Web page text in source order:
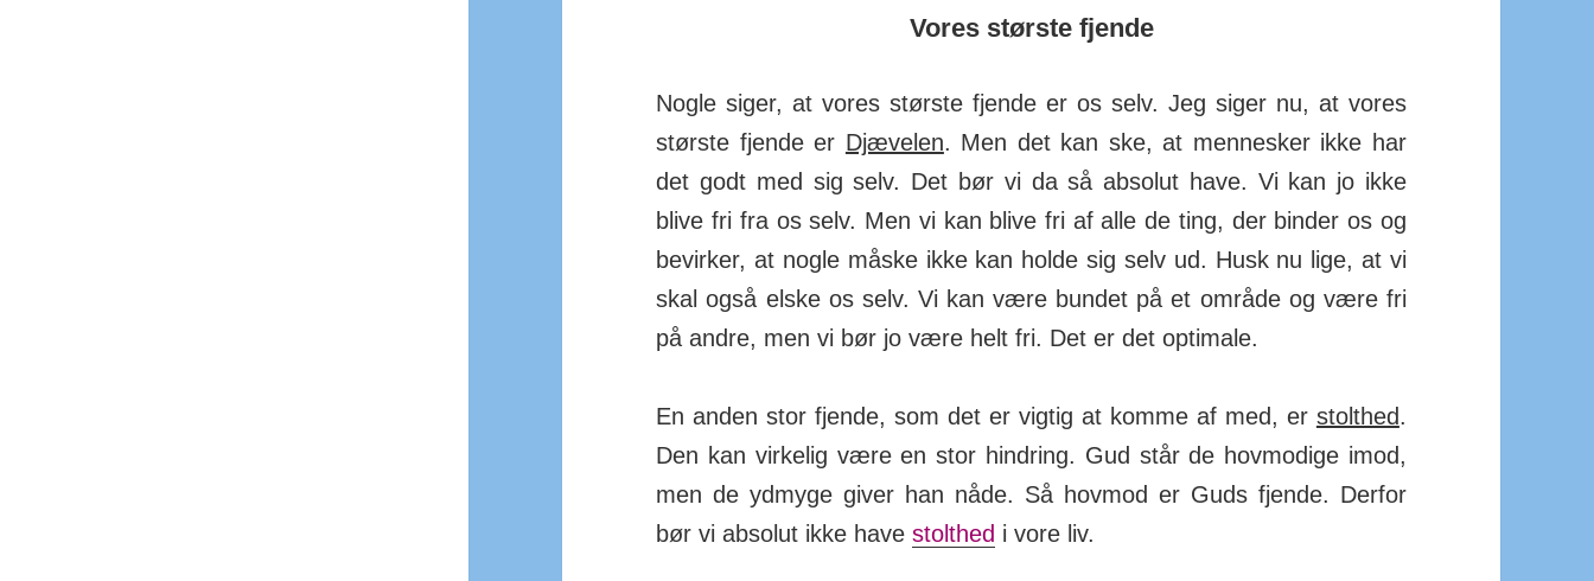
Vores største fjende
Nogle siger, at vores største fjende er os selv. Jeg siger nu, at vores
største fjende er Djævelen. Men det kan ske, at mennesker ikke har
det godt med sig selv. Det bør vi da så absolut have. Vi kan jo ikke
blive fri fra os selv. Men vi kan blive fri af alle de ting, der binder os og
bevirker, at nogle måske ikke kan holde sig selv ud. Husk nu lige, at vi
skal også elske os selv. Vi kan være bundet på et område og være fri
på andre, men vi bør jo være helt fri. Det er det optimale.
En anden stor fjende, som det er vigtig at komme af med, er stolthed.
Den kan virkelig være en stor hindring. Gud står de hovmodige imod,
men de ydmyge giver han nåde. Så hovmod er Guds fjende. Derfor
bør vi absolut ikke havestolthed i vore liv.